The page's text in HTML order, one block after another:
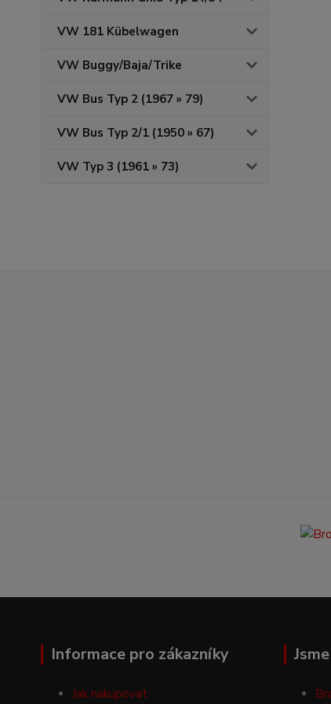
VW 181 Kübelwagen
VW Buggy/Baja/Trike
VW Bus Typ 2 (1967 » 79)
VW Bus Typ 2/1 (1950 » 67)
VW Typ 3 (1961 » 73)
Informace pro zákazníky
Jak nakupovat